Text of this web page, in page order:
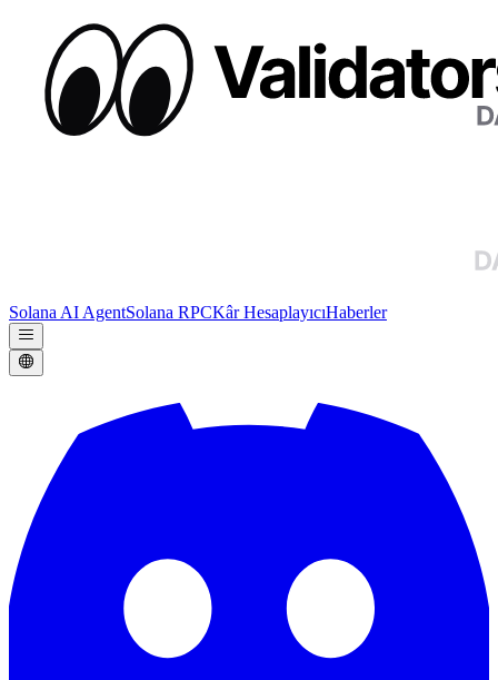
Solana AI AgentSolana RPCKâr HesaplayıcıHaberler